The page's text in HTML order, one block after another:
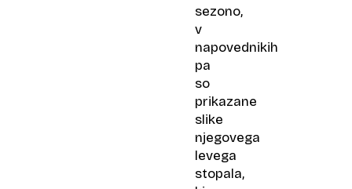
sezono,
v
napovednikih
pa
so
prikazane
slike
njegovega
levega
stopala,